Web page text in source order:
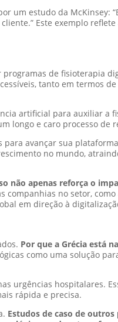
um estudo da McKinsey:
Este exemplo
programas de fisioterapia
tanto em termos de
artificial para auxiliar a
longo e caro processo de
para avançar sua
no mundo,
não apenas reforça o
companhias no setor, como
em direção à
Por que a Grécia está
como uma solução
urgências hospitalares.
rápida e precisa.
Estudos de caso de outros